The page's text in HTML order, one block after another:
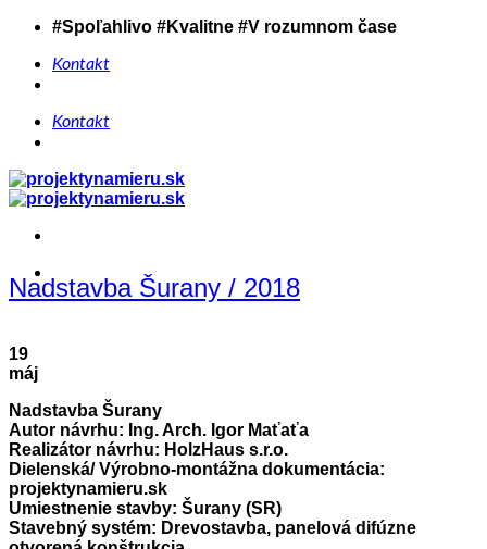
Skip
content
#Spoľahlivo #Kvalitne #V rozumnom čase
Kontakt
Kontakt
Nadstavba Šurany / 2018
19
máj
Nadstavba Šurany
Autor návrhu: Ing. Arch. Igor Maťaťa
Realizátor návrhu: HolzHaus s.r.o.
Dielenská/ Výrobno-montážna dokumentácia:
projektynamieru.sk
Umiestnenie stavby: Šurany (SR)
Stavebný systém: Drevostavba, panelová difúzne